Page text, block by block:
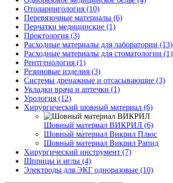
Отоларингология (10)
Перевязочные материалы (6)
Перчатки медицинские (1)
Проктология (3)
Расходные материалы для лаборатории (13)
Расходные материалы для стоматологии (1)
Рентгенология (1)
Резиновые изделия (3)
Системы дренажные и отсасывающие (3)
Укладки врача и аптечки (1)
Урология (12)
Хирургический шовный материал (6)
Шовный материал ВИКРИЛ (6)
Шовный материал Викрил Плюс
Шовный материал Викрил Рапид
Хирургический инструмент (7)
Шприцы и иглы (4)
Электроды для ЭКГ одноразовые (10)